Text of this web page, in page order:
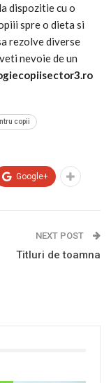
dispozitie cu o
spre o dieta si
rezolve diverse
nevoie de un
copii
Google+
NEXT POST
Titluri de toamna